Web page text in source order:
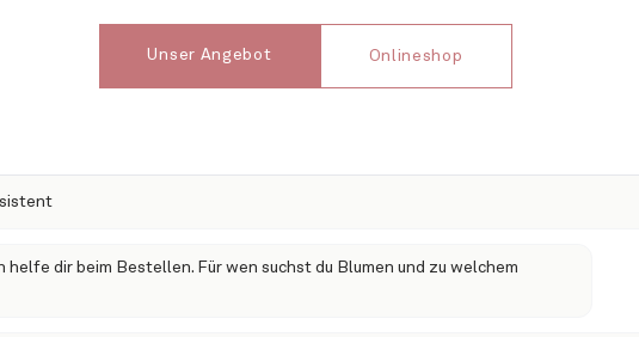
Unser Angebot Onlineshop
helfe dir beim Bestellen. Für wen suchst du Blumen und zu welchem